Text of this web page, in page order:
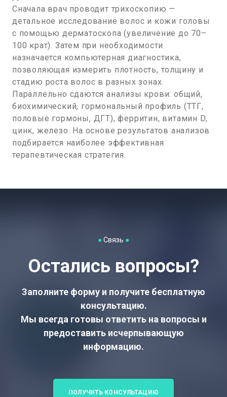
Сначала врач проводит трихоскопию —
детальное исследование волос и кожи головы
с помощью дерматоскопа (увеличение до 70–
100 крат). Затем при необходимости
назначается компьютерная диагностика,
позволяющая измерить плотность, толщину и
стадию роста волос в разных зонах.
Параллельно сдаются анализы крови: общий,
биохимический, гормональный профиль (ТТГ,
половые гормоны, ДГТ), ферритин, витамин D,
цинк, железо. На основе результатов анализов
подбирается наиболее эффективная
терапевтическая стратегия.
● Связь ●
Остались вопросы?
Заполните форму и получите бесплатную
консультацию.
Мы всегда готовы ответить на вопросы и
предоставить исчерпывающую
информацию.
ПОЛУЧИТЬ КОНСУЛЬТАЦИЮ